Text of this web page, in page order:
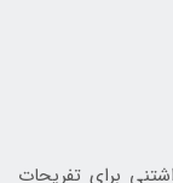
برای تفریحات